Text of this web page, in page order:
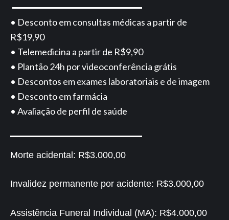
• Desconto em consultas médicas a partir de
R$19,90
• Telemedicina a partir de R$9,90
• Plantão 24h por videoconferência grátis
• Descontos em exames laboratoriais e de imagem
• Desconto em farmácia
• Avaliação de perfil de saúde
Morte acidental: R$3.000,00
Invalidez permanente por acidente: R$3.000,00
Assistência Funeral Individual (MA): R$4.000,00